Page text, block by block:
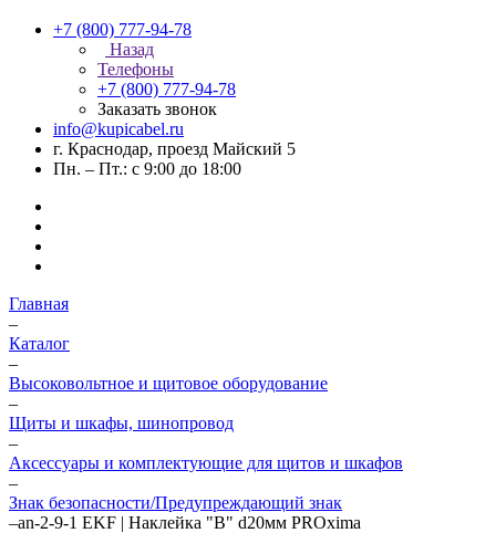
+7 (800) 777-94-78
Назад
Телефоны
+7 (800) 777-94-78
Заказать звонок
info@kupicabel.ru
г. Краснодар, проезд Майский 5
Пн. – Пт.: с 9:00 до 18:00
Главная
–
Каталог
–
Высоковольтное и щитовое оборудование
–
Щиты и шкафы, шинопровод
–
Аксессуары и комплектующие для щитов и шкафов
–
Знак безопасности/Предупреждающий знак
–an-2-9-1 EKF | Наклейка "B" d20мм PROxima